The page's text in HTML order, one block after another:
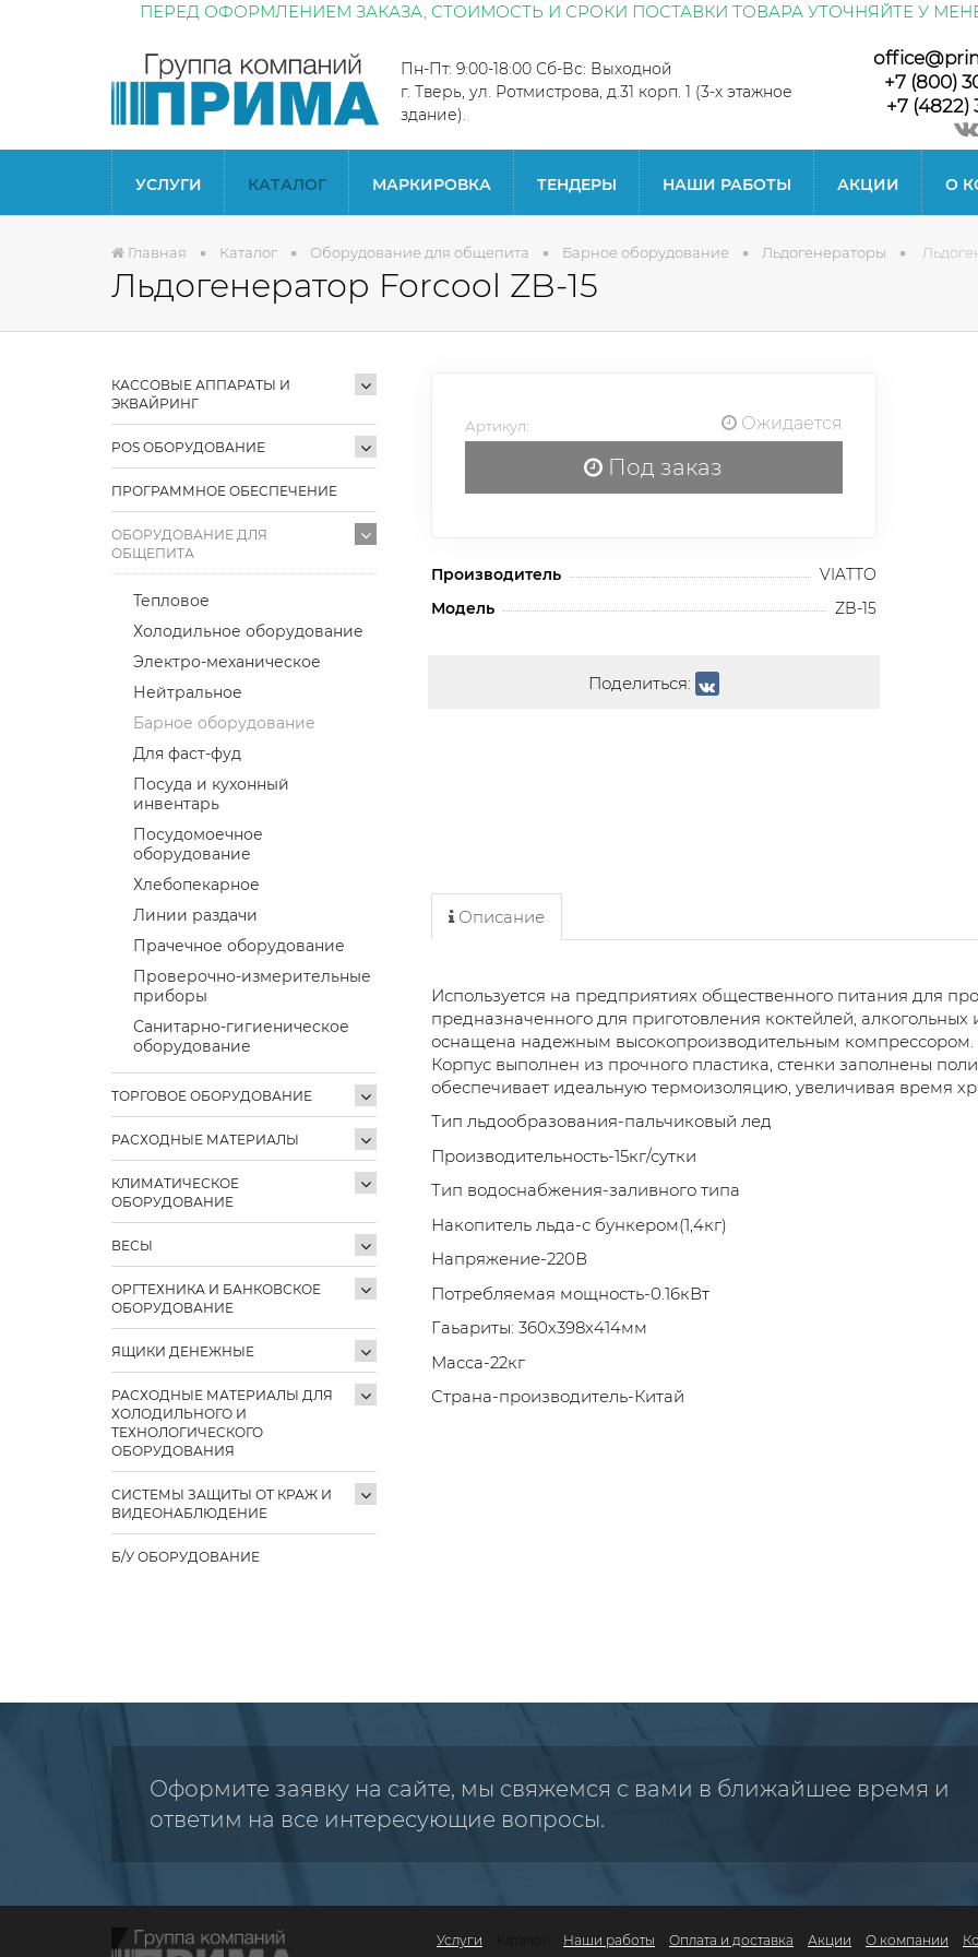
ПЕРЕД ОФОРМЛЕНИЕМ ЗАКАЗА, СТОИМОСТЬ И СРОКИ ПОСТАВКИ ТОВАРА УТОЧНЯЙТЕ У
Пн-Пт: 9:00-18:00 Сб-Вс: Выходной
г. Тверь, ул. Ротмистрова, д.31 корп. 1 (3-х этажное
здание).
+7 (800)
+7 (4822)
УСЛУГИ КАТАЛОГ МАРКИРОВКА ТЕНДЕРЫ НАШИ РАБОТЫ АКЦИИ О
Главная Каталог Оборудование для общепита Барное оборудование Льдогенераторы
Льдогенератор Forcool ZB-15
КАССОВЫЕ АППАРАТЫ И
ЭКВАЙРИНГ
POS ОБОРУДОВАНИЕ
ПРОГРАММНОЕ ОБЕСПЕЧЕНИЕ
ОБОРУДОВАНИЕ ДЛЯ
ОБЩЕПИТА
Тепловое
Холодильное оборудование
Электро-механическое
Нейтральное
Барное оборудование
Для фаст-фуд
Посуда и кухонный
инвентарь
Посудомоечное
оборудование
Хлебопекарное
Линии раздачи
Прачечное оборудование
Проверочно-измерительные
приборы
Санитарно-гигиеническое
оборудование
ТОРГОВОЕ ОБОРУДОВАНИЕ
РАСХОДНЫЕ МАТЕРИАЛЫ
КЛИМАТИЧЕСКОЕ
ОБОРУДОВАНИЕ
ВЕСЫ
ОРГТЕХНИКА И БАНКОВСКОЕ
ОБОРУДОВАНИЕ
ЯЩИКИ ДЕНЕЖНЫЕ
РАСХОДНЫЕ МАТЕРИАЛЫ ДЛЯ
ХОЛОДИЛЬНОГО И
ТЕХНОЛОГИЧЕСКОГО
ОБОРУДОВАНИЯ
СИСТЕМЫ ЗАЩИТЫ ОТ КРАЖ И
ВИДЕОНАБЛЮДЕНИЕ
Б/У ОБОРУДОВАНИЕ
Артикул: Ожидается
Под заказ
Производитель
VIATTO
Модель
ZB-15
Поделиться:
Описание
Используется на предприятиях общественного питания для
предназначенного для приготовления коктейлей,
оснащена надежным высокопроизводительным компрессором.
Корпус выполнен из прочного пластика, стенки заполнены
обеспечивает идеальную термоизоляцию, увеличивая время
Тип льдообразования-пальчиковый лед
Производительность-15кг/сутки
Тип водоснабжения-заливного типа
Накопитель льда-с бункером(1,4кг)
Напряжение-220В
Потребляемая мощность-0.16кВт
Гаьариты: 360х398х414мм
Масса-22кг
Страна-производитель-Китай
Оформите заявку на сайте, мы свяжемся с вами в ближайшее время и
ответим на все интересующие вопросы.
Услуги Наши работы Оплата и доставка Акции О компании